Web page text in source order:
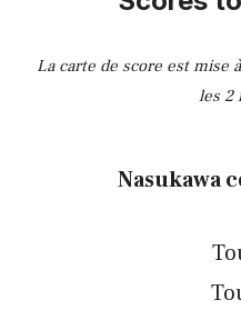
La carte de score est mise
les 2
Nasukawa